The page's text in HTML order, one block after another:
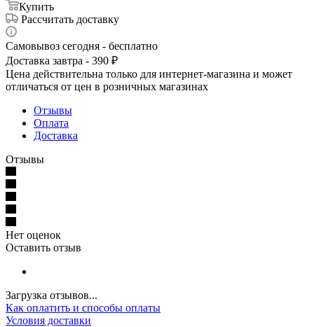
Купить
Рассчитать доставку
Самовывоз сегодня - бесплатно
Доставка завтра - 390 ₽
Цена действительна только для интернет-магазина и может
отличаться от цен в розничных магазинах
Отзывы
Оплата
Доставка
Отзывы
Нет оценок
Оставить отзыв
Загрузка отзывов...
Как оплатить и способы оплаты
Условия доставки